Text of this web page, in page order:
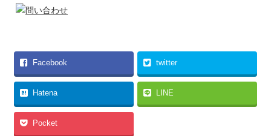
Facebook twitter
Hatena LINE
Pocket